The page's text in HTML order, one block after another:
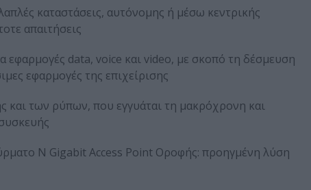
καταστάσεις, αυτόνομης ή μέσω κεντρικής
απαιτήσεις
εφαρμογές data, voice και video, με σκοπό τη δέσμευση
εφαρμογές της επιχείρισης
και των ρύπων, που εγγυάται τη μακρόχρονη και
N Gigabit Access Point Οροφής: προηγμένη λύση